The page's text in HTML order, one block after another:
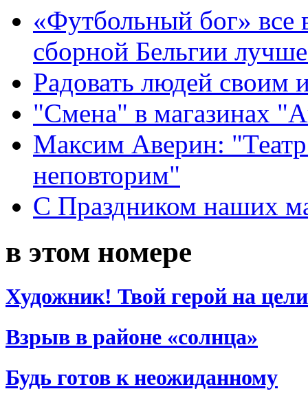
«Футбольный бог» все
сборной Бельгии
Радовать людей своим
"Смена" в магазинах
Максим Аверин:
неповторим"
С Праздником наших
в этом номере
Художник! Твой герой на
Взрыв в районе «солнца»
Будь готов к неожиданному